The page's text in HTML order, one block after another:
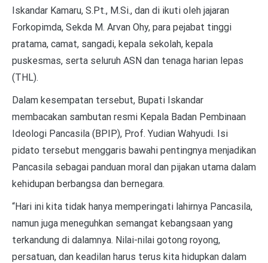
Iskandar Kamaru, S.Pt., M.Si., dan di ikuti oleh jajaran
Forkopimda, Sekda M. Arvan Ohy, para pejabat tinggi
pratama, camat, sangadi, kepala sekolah, kepala
puskesmas, serta seluruh ASN dan tenaga harian lepas
(THL).
Dalam kesempatan tersebut, Bupati Iskandar
membacakan sambutan resmi Kepala Badan Pembinaan
Ideologi Pancasila (BPIP), Prof. Yudian Wahyudi. Isi
pidato tersebut menggaris bawahi pentingnya menjadikan
Pancasila sebagai panduan moral dan pijakan utama dalam
kehidupan berbangsa dan bernegara.
“Hari ini kita tidak hanya memperingati lahirnya Pancasila,
namun juga meneguhkan semangat kebangsaan yang
terkandung di dalamnya. Nilai-nilai gotong royong,
persatuan, dan keadilan harus terus kita hidupkan dalam